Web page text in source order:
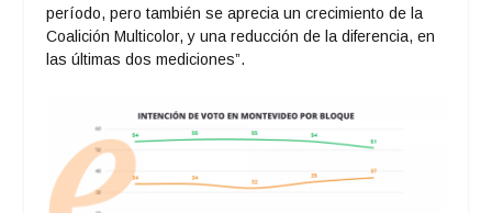
período, pero también se aprecia un crecimiento de la
Coalición Multicolor, y una reducción de la diferencia, en
las últimas dos mediciones”.